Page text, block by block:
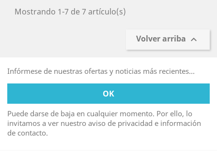
Mostrando 1-7 de 7 artículo(s)
Volver arriba 
Infórmese de nuestras ofertas y noticias más recientes...
Puede darse de baja en cualquier momento. Por ello, lo
invitamos a ver nuestro aviso de privacidad e información
de contacto.